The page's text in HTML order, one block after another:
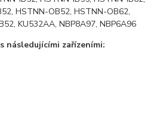
HSTNN-OB52, HSTNN-OB62,
KU532AA, NBP8A97, NBP6A96
následujícími zařízeními: